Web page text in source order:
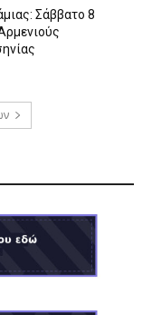
Σάββατο 8